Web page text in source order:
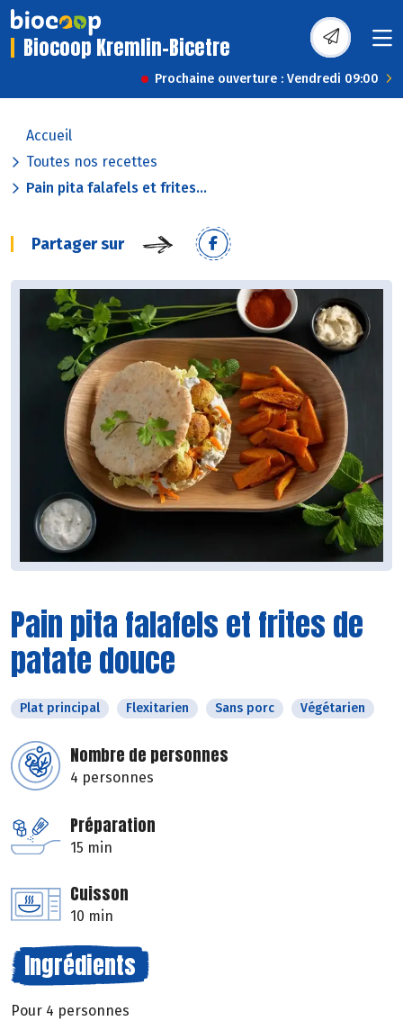
Biocoop Kremlin-Bicetre
Prochaine ouverture : Vendredi 09:00
Accueil
Toutes nos recettes
Pain pita falafels et frites...
Partager sur
Pain pita falafels et frites de
patate douce
Plat principal Flexitarien Sans porc Végétarien
Nombre de personnes
4 personnes
Préparation
15 min
Cuisson
10 min
Ingrédients
Pour 4 personnes